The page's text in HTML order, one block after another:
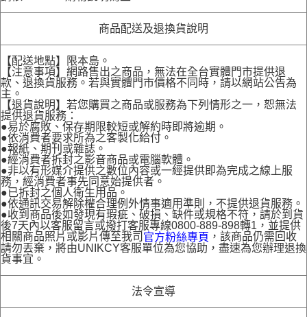
商品配送及退換貨說明
【配送地點】限本島。
【注意事項】網路售出之商品，無法在全台實體門市提供退
款、退換貨服務。若與實體門市價格不同時，請以網站公告為
主。
【退貨說明】若您購買之商品或服務為下列情形之一，恕無法
提供退貨服務：
●易於腐敗、保存期限較短或解約時即將逾期。
●依消費者要求所為之客製化給付。
●報紙、期刊或雜誌。
●經消費者拆封之影音商品或電腦軟體。
●非以有形媒介提供之數位內容或一經提供即為完成之線上服
務，經消費者事先同意始提供者。
●已拆封之個人衛生用品。
●依通訊交易解除權合理例外情事適用準則，不提供退貨服務。
●收到商品後如發現有瑕疵、破損、缺件或規格不符，請於到貨
後7天內以客服留言或撥打客服專線0800-889-898轉1，並提供
相關商品照片或影片傳至我司 官方粉絲專頁 ，該商品仍需回收
請勿丟棄，將由UNIKCY客服單位為您協助，盡速為您辦理退換
貨事宜。
法令宣導